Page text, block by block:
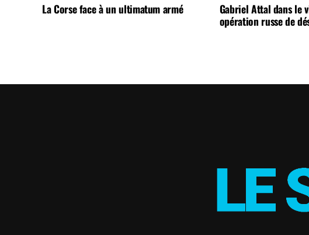
La Corse face à un ultimatum armé
Gabriel Attal dans le
opération russe de